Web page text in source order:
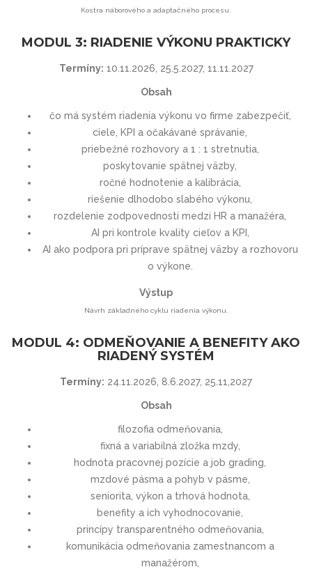
Kostra náborového a adaptačného procesu.
MODUL 3: RIADENIE VÝKONU PRAKTICKY
Termíny: 10.11.2026, 25.5.2027, 11.11.2027
Obsah
čo má systém riadenia výkonu vo firme zabezpečiť,
ciele, KPI a očakávané správanie,
priebežné rozhovory a 1 : 1 stretnutia,
poskytovanie spätnej väzby,
ročné hodnotenie a kalibrácia,
riešenie dlhodobo slabého výkonu,
rozdelenie zodpovednosti medzi HR a manažéra,
AI pri kontrole kvality cieľov a KPI,
AI ako podpora pri príprave spätnej väzby a rozhovoru
o výkone.
Výstup
Návrh základného cyklu riadenia výkonu.
MODUL 4: ODMEŇOVANIE A BENEFITY AKO
RIADENÝ SYSTÉM
Termíny: 24.11.2026, 8.6.2027, 25.11,2027
Obsah
filozofia odmeňovania,
fixná a variabilná zložka mzdy,
hodnota pracovnej pozície a job grading,
mzdové pásma a pohyb v pásme,
seniorita, výkon a trhová hodnota,
benefity a ich vyhodnocovanie,
princípy transparentného odmeňovania,
komunikácia odmeňovania zamestnancom a
manažérom,